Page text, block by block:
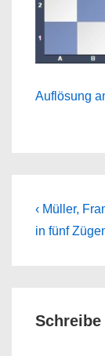
Auflösung
Previous
Post
‹ Müller,
in fünf